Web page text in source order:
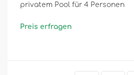
privatem Pool für 4 Personen
Preis erfragen